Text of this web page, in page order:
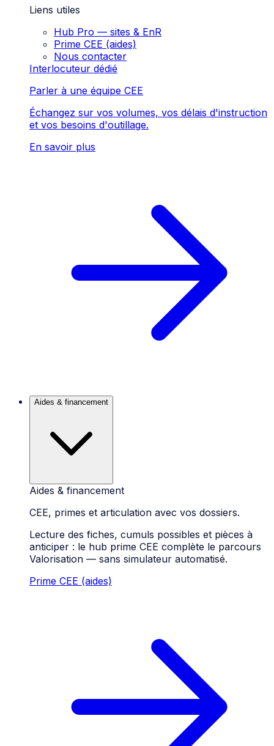
Liens utiles
Hub Pro — sites & EnR
Prime CEE (aides)
Nous contacter
Interlocuteur dédié
Parler à une équipe CEE
Échangez sur vos volumes, vos délais d'instruction
et vos besoins d'outillage.
En savoir plus
Aides & financement
Aides & financement
CEE, primes et articulation avec vos dossiers.
Lecture des fiches, cumuls possibles et pièces à
anticiper : le hub prime CEE complète le parcours
Valorisation — sans simulateur automatisé.
Prime CEE (aides)